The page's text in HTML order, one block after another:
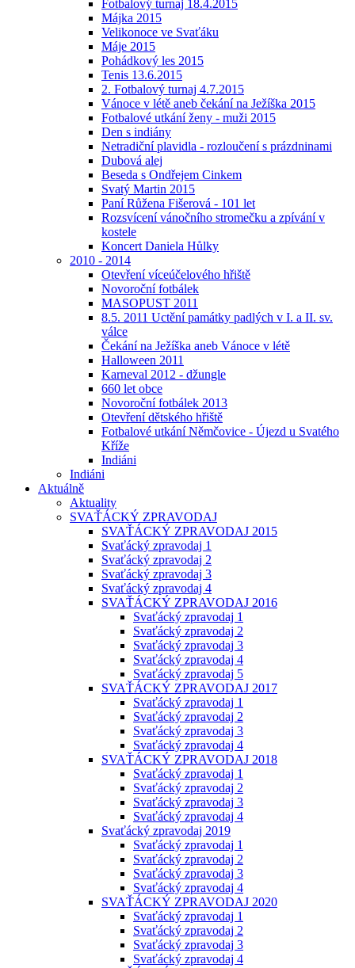
Fotbalový turnaj 18.4.2015
Májka 2015
Velikonoce ve Svaťáku
Máje 2015
Pohádkový les 2015
Tenis 13.6.2015
2. Fotbalový turnaj 4.7.2015
Vánoce v létě aneb čekání na Ježíška 2015
Fotbalové utkání ženy - muži 2015
Den s indiány
Netradiční plavidla - rozloučení s prázdninami
Dubová alej
Beseda s Ondřejem Cinkem
Svatý Martin 2015
Paní Růžena Fišerová - 101 let
Rozsvícení vánočního stromečku a zpívání v
kostele
Koncert Daniela Hůlky
2010 - 2014
Otevření víceúčelového hřiště
Novoroční fotbálek
MASOPUST 2011
8.5. 2011 Uctění památky padlých v I. a II. sv.
válce
Čekání na Ježíška aneb Vánoce v létě
Halloween 2011
Karneval 2012 - džungle
660 let obce
Novoroční fotbálek 2013
Otevření dětského hřiště
Fotbalové utkání Němčovice - Újezd u Svatého
Kříže
Indiáni
Indiáni
Aktuálně
Aktuality
SVAŤÁCKÝ ZPRAVODAJ
SVAŤÁCKÝ ZPRAVODAJ 2015
Svaťácký zpravodaj 1
Svaťácký zpravodaj 2
Svaťácký zpravodaj 3
Svaťácký zpravodaj 4
SVAŤÁCKÝ ZPRAVODAJ 2016
Svaťácký zpravodaj 1
Svaťácký zpravodaj 2
Svaťácký zpravodaj 3
Svaťácký zpravodaj 4
Svaťácký zpravodaj 5
SVAŤÁCKÝ ZPRAVODAJ 2017
Svaťácký zpravodaj 1
Svaťácký zpravodaj 2
Svaťácký zpravodaj 3
Svaťácký zpravodaj 4
SVAŤÁCKÝ ZPRAVODAJ 2018
Svaťácký zpravodaj 1
Svaťácký zpravodaj 2
Svaťácký zpravodaj 3
Svaťácký zpravodaj 4
Svaťácký zpravodaj 2019
Svaťácký zpravodaj 1
Svaťácký zpravodaj 2
Svaťácký zpravodaj 3
Svaťácký zpravodaj 4
SVAŤÁCKÝ ZPRAVODAJ 2020
Svaťácký zpravodaj 1
Svaťácký zpravodaj 2
Svaťácký zpravodaj 3
Svaťácký zpravodaj 4